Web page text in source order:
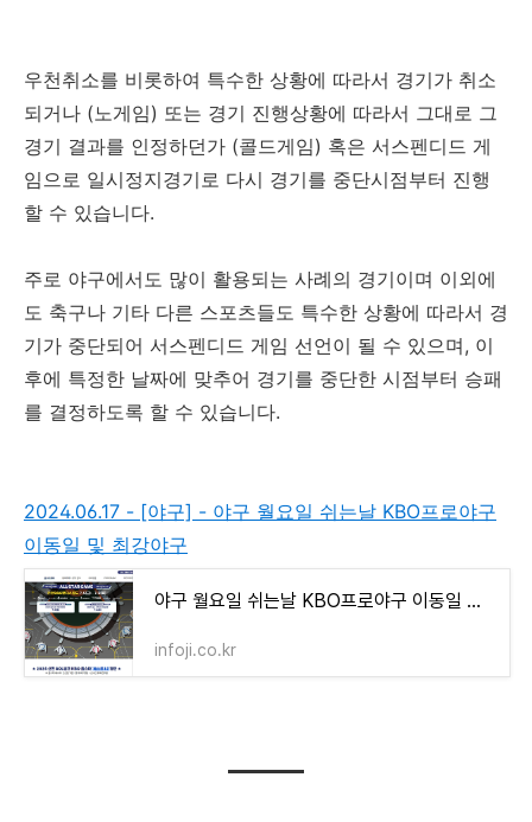
우천취소를 비롯하여 특수한 상황에 따라서 경기가 취소
되거나 (노게임) 또는 경기 진행상황에 따라서 그대로 그
경기 결과를 인정하던가 (콜드게임) 혹은 서스펜디드 게
임으로 일시정지경기로 다시 경기를 중단시점부터 진행
할 수 있습니다.
주로 야구에서도 많이 활용되는 사례의 경기이며 이외에
도 축구나 기타 다른 스포츠들도 특수한 상황에 따라서 경
기가 중단되어 서스펜디드 게임 선언이 될 수 있으며, 이
후에 특정한 날짜에 맞추어 경기를 중단한 시점부터 승패
를 결정하도록 할 수 있습니다.
2024.06.17 - [야구] - 야구 월요일 쉬는날 KBO프로야구
이동일 및 최강야구
야구 월요일 쉬는날 KBO프로야구 이동일 및 최강야구
infoji.co.kr